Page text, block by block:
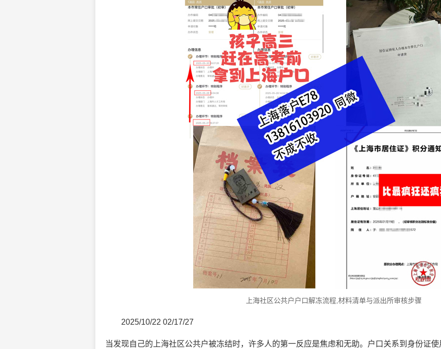
上海社区公共户户口解冻流程,材料清单与派出所审核步骤
2025/10/22 02/17/27
当发现自己的上海社区公共户被冻结时，许多人的第一反应是焦虑和无助。户口关系到身份证